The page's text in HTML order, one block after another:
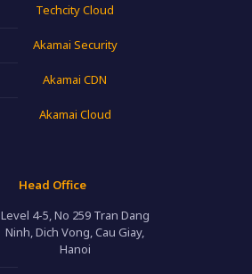
Techcity Cloud
Akamai Security
Akamai CDN
Akamai Cloud
Head Office
Level 4-5, No 259 Tran Dang
Ninh, Dich Vong, Cau Giay,
Hanoi